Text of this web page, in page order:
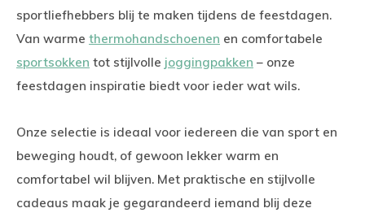
sportliefhebbers blij te maken tijdens de feestdagen.
Van warme thermohandschoenen en comfortabele
sportsokken tot stijlvolle joggingpakken – onze
feestdagen inspiratie biedt voor ieder wat wils.
Onze selectie is ideaal voor iedereen die van sport en
beweging houdt, of gewoon lekker warm en
comfortabel wil blijven. Met praktische en stijlvolle
cadeaus maak je gegarandeerd iemand blij deze